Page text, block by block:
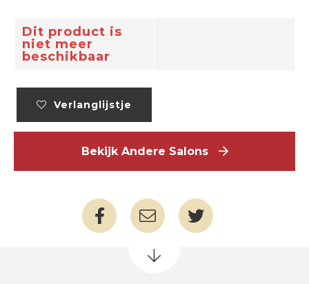
Dit product is
niet meer
beschikbaar
Verlanglijstje
Bekijk Andere Salons